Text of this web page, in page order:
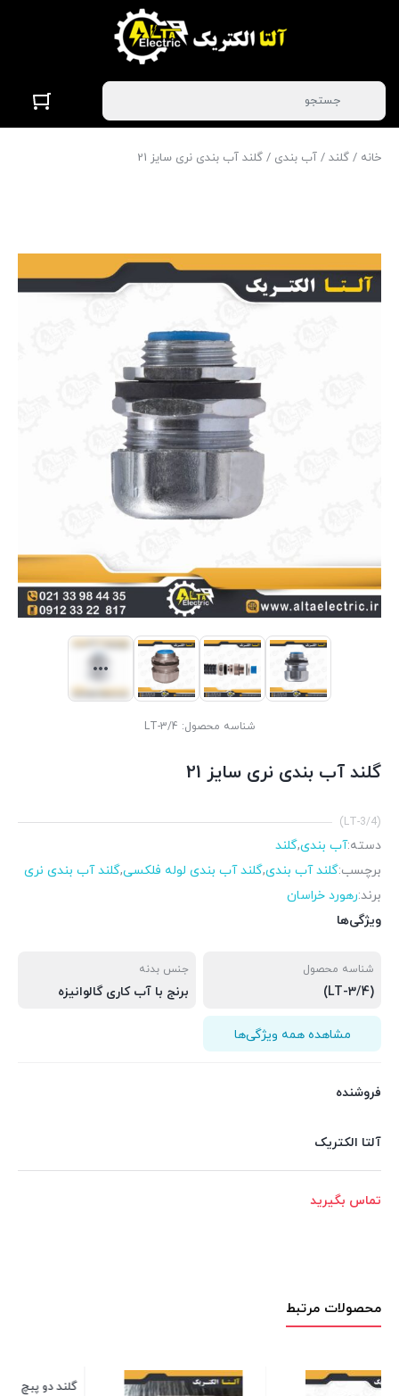
خانه / گلند / آب بندی / گلند آب بندی نری سایز 21
شناسه محصول: LT-3/4
گلند آب بندی نری سایز 21
(LT-3/4)
دسته:آب بندی,گلند
برچسب:گلند آب بندی,گلند آب بندی لوله فلکسی,گلند آب بندی نری
برند:رهورد خراسان
ویژگی‌ها
شناسه محصول
(LT-3/4)
جنس بدنه
برنج با آب کاری گالوانیزه
مشاهده همه ویژگی‌ها
فروشنده
آلتا الکتریک
تماس بگیرید
محصولات مرتبط
گلند دو پبچ لوله فلکسی سایز 29